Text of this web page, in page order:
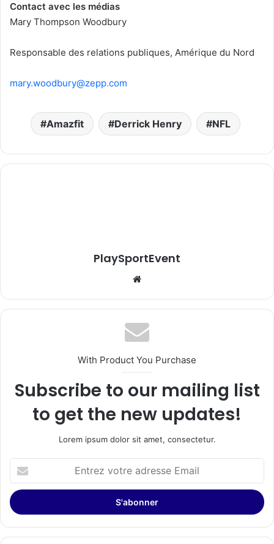
Contact avec les médias
Mary Thompson Woodbury
Responsable des relations publiques, Amérique du Nord
mary.woodbury@zepp.com
Amazfit Derrick Henry NFL
PlaySportEvent
With Product You Purchase
Subscribe to our mailing list
to get the new updates!
Lorem ipsum dolor sit amet, consectetur.
votre
adresse
Email